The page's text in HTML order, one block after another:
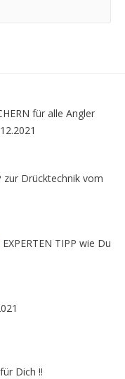
für alle Angler
zur Drücktechnik vom
EXPERTEN TIPP wie Du
Dich !!